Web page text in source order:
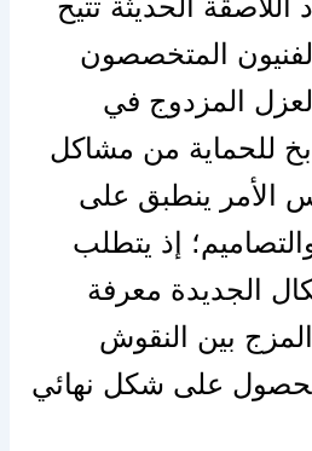
المتخصصون
المزدوج في
للحماية من مشاكل
الأمر ينطبق على
إذ يتطلب
الجديدة معرفة
بين النقوش
على شكل نهائي